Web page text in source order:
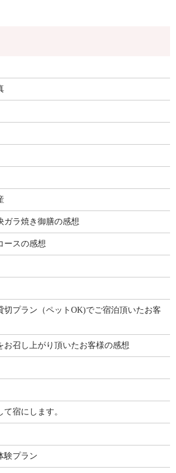
ガラ焼き御膳の感想
ースの感想
切プラン（ペットOK)でご宿泊頂いたお客
お召し上がり頂いたお客様の感想
宿にします。
験プラン